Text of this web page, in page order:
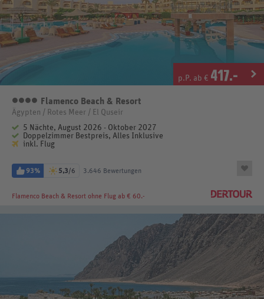
p.P. ab € 417.-
4 Sterne
Flamenco Beach & Resort
Ägypten / Rotes Meer / El Quseir
5 Nächte, August 2026 - Oktober 2027
Doppelzimmer Bestpreis, Alles Inklusive
inkl. Flug
93% 5,3/6 3.646 Bewertungen
Flamenco Beach & Resort ohne Flug ab € 60.-